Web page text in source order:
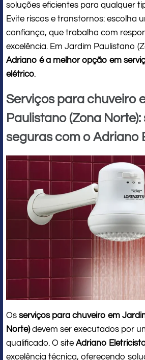
soluções eficientes para qualquer
Evite riscos e transtornos: escolha
confiança, que trabalha com
excelência. Em Jardim Paulistano
Adriano é a melhor opção em
elétrico.
Serviços para chuveiro
Paulistano (Zona
seguras com o Adriano
Os serviços para chuveiro em
Norte)devem ser executados por
qualificado. O site Adriano
excelência técnica, oferecendo